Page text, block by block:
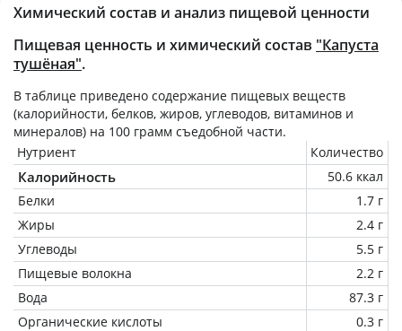
Химический состав и анализ пищевой ценности
Пищевая ценность и химический состав "Капуста
тушёная".
В таблице приведено содержание пищевых веществ
(калорийности, белков, жиров, углеводов, витаминов и
минералов) на 100 грамм съедобной части.
Нутриент
Количество
Калорийность
50.6 ккал
Белки
1.7 г
Жиры
2.4 г
Углеводы
5.5 г
Пищевые волокна
2.2 г
Вода
87.3 г
Органические кислоты
0.3 г